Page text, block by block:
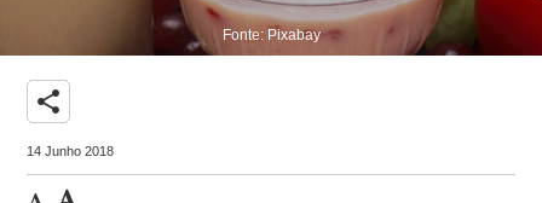
Fonte: Pixabay
share
14 Junho 2018